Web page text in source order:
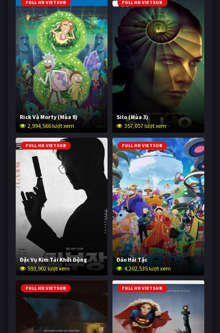
FULL HD VIETSUB
Rick Và Morty (Mùa 9)
2,994,566 lượt xem
FULL HD VIETSUB
Silo (Mùa 3)
357,057 lượt xem
FULL HD VIETSUB
Đặc Vụ Kim Tái Khởi Động
593,902 lượt xem
FULL HD VIETSUB
Đảo Hải Tặc
4,202,535 lượt xem
FULL HD VIETSUB FULL HD VIETSUB